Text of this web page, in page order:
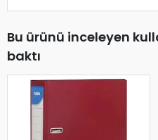
Bu ürünü inceleyen
baktı